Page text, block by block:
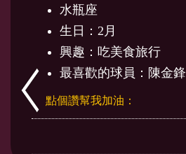
水瓶座
生日：2月
興趣：吃美食旅行
最喜歡的球員：陳金鋒
點個讚幫我加油：